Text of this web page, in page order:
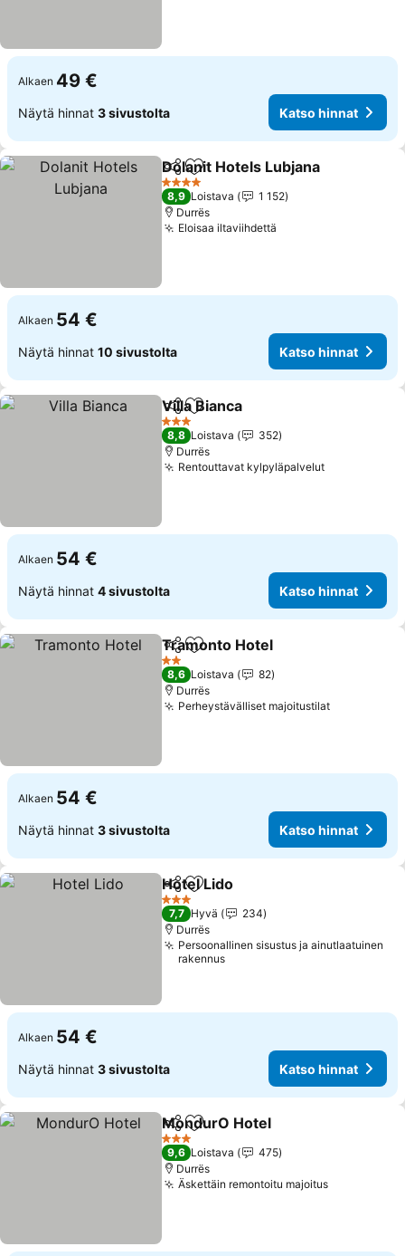
Alkaen 49 €
Näytä hinnat 3 sivustolta Katso hinnat
Jaa Lisää suosikkeihin
Dolanit Hotels Lubjana
4 Tähtiluokitus
8,9 Loistava
1 152
Durrës
Eloisaa iltaviihdettä
Alkaen 54 €
Näytä hinnat 10 sivustolta Katso hinnat
Jaa Lisää suosikkeihin
Villa Bianca
3 Tähtiluokitus
8,8 Loistava
352
Durrës
Rentouttavat kylpyläpalvelutKatso
Alkaen 54 €
Näytä hinnat 4 sivustolta Katso hinnat
Jaa Lisää suosikkeihin
Tramonto Hotel
2 Tähtiluokitus
8,6 Loistava
82
Durrës
Perheystävälliset majoitustilatKatso
Alkaen 54 €
Näytä hinnat 3 sivustolta Katso hinnat
Jaa Lisää suosikkeihin
Hotel Lido
3 Tähtiluokitus
7,7 Hyvä
234
Durrës
Persoonallinen sisustus ja ainutlaatuinen
rakennus
Alkaen 54 €
Näytä hinnat 3 sivustolta Katso hinnat
Jaa Lisää suosikkeihin
MondurO Hotel
3 Tähtiluokitus
9,6 Loistava
475
Durrës
Äskettäin remontoitu majoitusKatso